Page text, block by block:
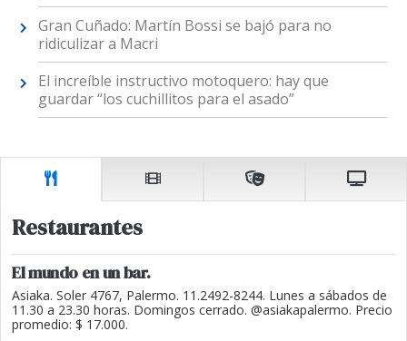
Gran Cuñado: Martín Bossi se bajó para no
ridiculizar a Macri
El increíble instructivo motoquero: hay que
guardar “los cuchillitos para el asado”
Restaurantes
El mundo en un bar.
Asiaka. Soler 4767, Palermo. 11.2492-8244. Lunes a sábados de
11.30 a 23.30 horas. Domingos cerrado. @asiakapalermo. Precio
promedio: $ 17.000.